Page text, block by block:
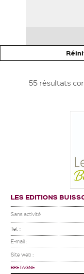
55 résultats
LES EDITIONS
Sans activité
Tel. :
E-mail :
Site web :
BRETAGNE